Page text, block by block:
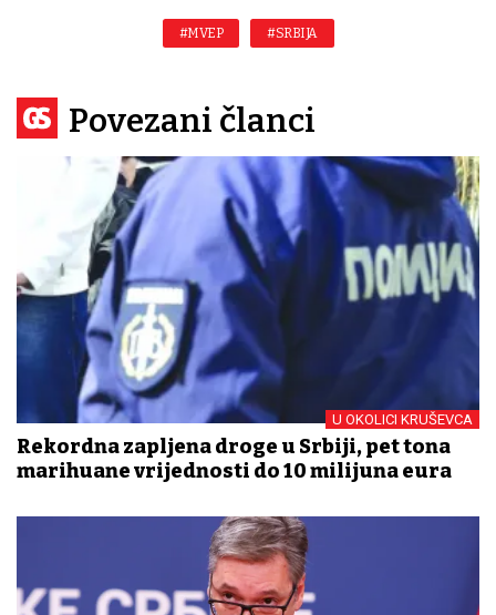
#MVEP #SRBIJA
Povezani članci
U OKOLICI KRUŠEVCA
Rekordna zapljena droge u Srbiji, pet tona
marihuane vrijednosti do 10 milijuna eura